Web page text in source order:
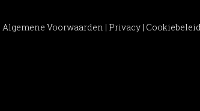
Algemene Voorwaarden | Privacy | Cookiebeleid